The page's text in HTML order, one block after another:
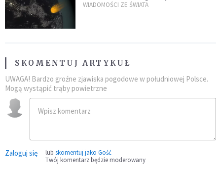
zagrożenia
WIADOMOŚCI ZE ŚWIATA
SKOMENTUJ ARTYKUŁ
UWAGA! Bardzo groźne zjawiska pogodowe w południowej Polsce.
Mogą wystąpić trąby powietrzne
Zaloguj się lub skomentuj jako Gość
Twój komentarz będzie moderowany